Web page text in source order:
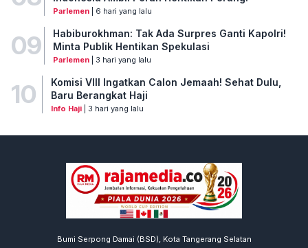
Parlemen| 6 hari yang lalu
09
Habiburokhman: Tak Ada Surpres Ganti Kapolri!
Minta Publik Hentikan Spekulasi
Parlemen| 3 hari yang lalu
10
Komisi VIII Ingatkan Calon Jemaah! Sehat Dulu,
Baru Berangkat Haji
Info Haji| 3 hari yang lalu
Bumi Serpong Damai (BSD), Kota Tangerang Selatan